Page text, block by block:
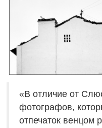
«В отличие от
фотографов,
отпечаток венцом